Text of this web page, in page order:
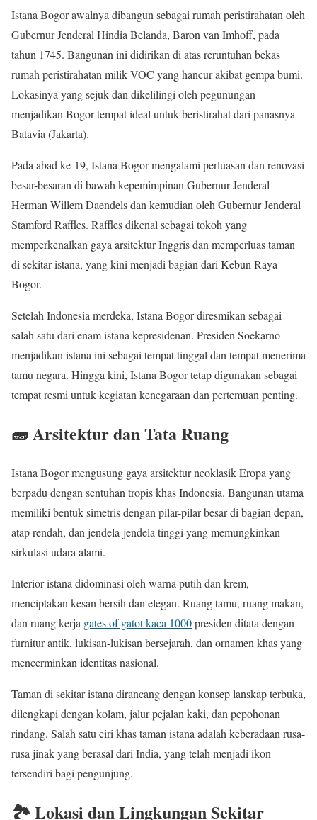
Istana Bogor awalnya dibangun sebagai rumah peristirahatan oleh
Gubernur Jenderal Hindia Belanda, Baron van Imhoff, pada
tahun 1745. Bangunan ini didirikan di atas reruntuhan bekas
rumah peristirahatan milik VOC yang hancur akibat gempa bumi.
Lokasinya yang sejuk dan dikelilingi oleh pegunungan
menjadikan Bogor tempat ideal untuk beristirahat dari panasnya
Batavia (Jakarta).
Pada abad ke-19, Istana Bogor mengalami perluasan dan renovasi
besar-besaran di bawah kepemimpinan Gubernur Jenderal
Herman Willem Daendels dan kemudian oleh Gubernur Jenderal
Stamford Raffles. Raffles dikenal sebagai tokoh yang
memperkenalkan gaya arsitektur Inggris dan memperluas taman
di sekitar istana, yang kini menjadi bagian dari Kebun Raya
Bogor.
Setelah Indonesia merdeka, Istana Bogor diresmikan sebagai
salah satu dari enam istana kepresidenan. Presiden Soekarno
menjadikan istana ini sebagai tempat tinggal dan tempat menerima
tamu negara. Hingga kini, Istana Bogor tetap digunakan sebagai
tempat resmi untuk kegiatan kenegaraan dan pertemuan penting.
🧱 Arsitektur dan Tata Ruang
Istana Bogor mengusung gaya arsitektur neoklasik Eropa yang
berpadu dengan sentuhan tropis khas Indonesia. Bangunan utama
memiliki bentuk simetris dengan pilar-pilar besar di bagian depan,
atap rendah, dan jendela-jendela tinggi yang memungkinkan
sirkulasi udara alami.
Interior istana didominasi oleh warna putih dan krem,
menciptakan kesan bersih dan elegan. Ruang tamu, ruang makan,
dan ruang kerja gates of gatot kaca 1000presiden ditata dengan
furnitur antik, lukisan-lukisan bersejarah, dan ornamen khas yang
mencerminkan identitas nasional.
Taman di sekitar istana dirancang dengan konsep lanskap terbuka,
dilengkapi dengan kolam, jalur pejalan kaki, dan pepohonan
rindang. Salah satu ciri khas taman istana adalah keberadaan rusa-
rusa jinak yang berasal dari India, yang telah menjadi ikon
tersendiri bagi pengunjung.
🏞️ Lokasi dan Lingkungan Sekitar